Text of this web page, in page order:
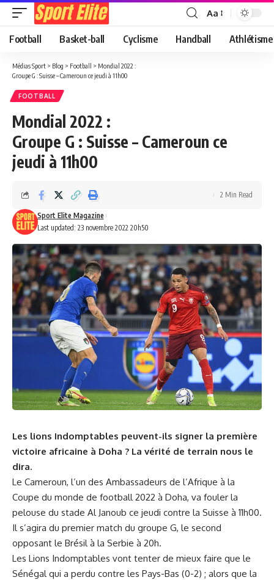
Aa
Football Basket-ball Cyclisme Handball Athlétisme
Médias Sport > Blog > Football > Mondial 2022 :
Groupe G : Suisse – Cameroun ce jeudi à 11h00
FOOTBALL
Mondial 2022 :
Groupe G : Suisse – Cameroun ce
jeudi à 11h00
Last updated: 23 novembre 2022 20h50
Sport Elite Magazine
2 Min Read
Les lions Indomptables peuvent-ils signer la première
victoire africaine à Doha ? La vérité de terrain nous le
dira.
Le Cameroun, l’un des Ambassadeurs de l’Afrique à la
Coupe du monde de football 2022 à Doha, va fouler la
pelouse du stade Al Janoub ce jeudi contre la Suisse à 11h00.
Il s’agira du premier match du groupe G, le second
opposant le Brésil à la Serbie à 20h.
Les Lions Indomptables vont tenter de mieux faire que le
Sénégal qui a perdu contre les Pays-Bas (0-2) ; alors que la